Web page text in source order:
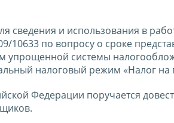
сведения и использования в
10633 по вопросу о сроке
упрощенной системы
налоговый режим «Налог
Федерации поручается